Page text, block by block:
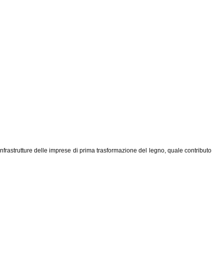
delle imprese di prima trasformazione del legno, quale contributo